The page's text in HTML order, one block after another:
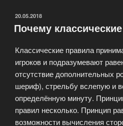
Мафия?»
ОПУБЛИКОВАНО
20.05.2018
Почему
Классические правила
игроков и подразумевают
отсутствие дополнительных
шериф), стрельбу вслепую и
определённую минуту.
правил несколько. Принцип
возможности вычисления